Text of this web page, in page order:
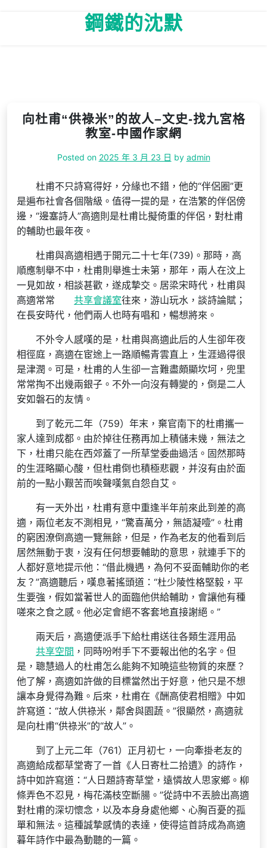
鋼鐵的沈默
向杜甫“供祿米”的故人–文史-找九宮格
教室-中國作家網
Posted on 2025 年 3 月 23 日 by admin
杜甫不只詩寫得好，分緣也不錯，他的“伴侶圈”更
是遍布社會各個階級。值得一提的是，在浩繁的伴侶傍
邊，“邊塞詩人”高適則是杜甫比擬倚重的伴侶，對杜甫
的輔助也最年夜。
杜甫與高適相遇于開元二十七年(739)。那時，高
順應制舉不中，杜甫則舉進士未第，那年，兩人在汶上
一見如故，相談甚歡，遂成摯交。居梁宋時代，杜甫與
高適常常
共享會議室往來，游山玩水，談詩論賦；
在長安時代，他們兩人也時有唱和，暢想將來。
不外令人感嘆的是，杜甫與高適此后的人生卻年夜
相徑庭，高適在宦途上一路順暢青雲直上，生涯過得很
是津潤。可是，杜甫的人生卻一言難盡頗顯坎坷，兜里
常常掏不出幾兩銀子。不外一向沒有轉變的，倒是二人
安如磐石的友情。
到了乾元二年（759）年末，棄官南下的杜甫攜一
家人達到成都。由於掉往任務再加上積儲未幾，無法之
下，杜甫只能在西郊蓋了一所草堂委曲過活。固然那時
的生涯略顯心酸，但杜甫倒也積極悲觀，并沒有由於面
前的一點小艱苦而唉聲嘆氣自怨自艾。
有一天外出，杜甫有意中重逢半年前來此到差的高
適，兩位老友不測相見，“驚喜萬分，無語凝噎”。杜甫
的窮困潦倒高適一覽無餘，但是，作為老友的他看到后
居然無動于衷，沒有任何想要輔助的意思，就連手下的
人都好意地提示他：“借此機遇，為何不妥面輔助你的老
友？”高適聽后，嘆息著搖頭道：“杜少陵性格堅毅，平
生要強，假如當著世人的面臨他供給輔助，會讓他有種
嗟來之食之感。他必定會絕不客套地直接謝絕。”
兩天后，高適便派手下給杜甫送往各類生涯用品
共享空間 ，同時吩咐手下不要報出他的名字。但
是，聰慧過人的杜甫怎么能夠不知曉這些物質的來歷？
他了解，高適如許做的目標當然出于好意，他只是不想
讓本身覺得為難。后來，杜甫在《酬高使君相贈》中如
許寫道：“故人供祿米，鄰舍與園蔬。”很顯然，高適就
是向杜甫“供祿米”的“故人”。
到了上元二年（761）正月初七，一向牽掛老友的
高適給成都草堂寄了一首《人日寄杜二拾遺》的詩作，
詩中如許寫道：“人日題詩寄草堂，遠憐故人思家鄉。柳
條弄色不忍見，梅花滿枝空斷腸。”從詩中不丟臉出高適
對杜甫的深切懷念，以及本身身處他鄉、心胸百憂的孤
單和無法。這種誠摯感情的表達，使得這首詩成為高適
暮年詩作中最為動聽的一篇。